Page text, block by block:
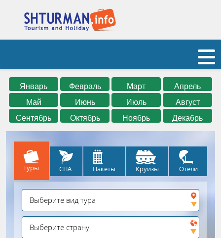
Январь Февраль Март
Апрель
Май
Июнь Июль
Август
Сентябрь
Октябрь Ноябрь Декабрь
Туры СПА Пакеты Круизы Отели